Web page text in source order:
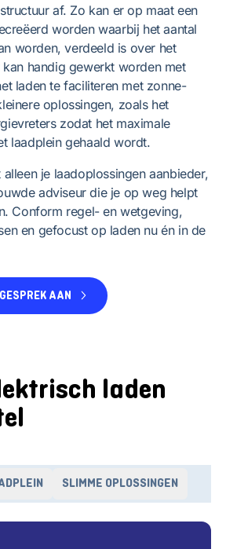
af. Zo kan er op maat een
worden waarbij het aantal
worden, verdeeld is over het
kan handig gewerkt worden met
laden te faciliteren met zonne-
oplossingen, zoals het
zodat het maximale
laadplein gehaald wordt.
je laadoplossingen aanbieder,
adviseur die je op weg helpt
Conform regel- en wetgeving,
en gefocust op laden nu én in de
AAN
laden
SLIMME OPLOSSINGEN